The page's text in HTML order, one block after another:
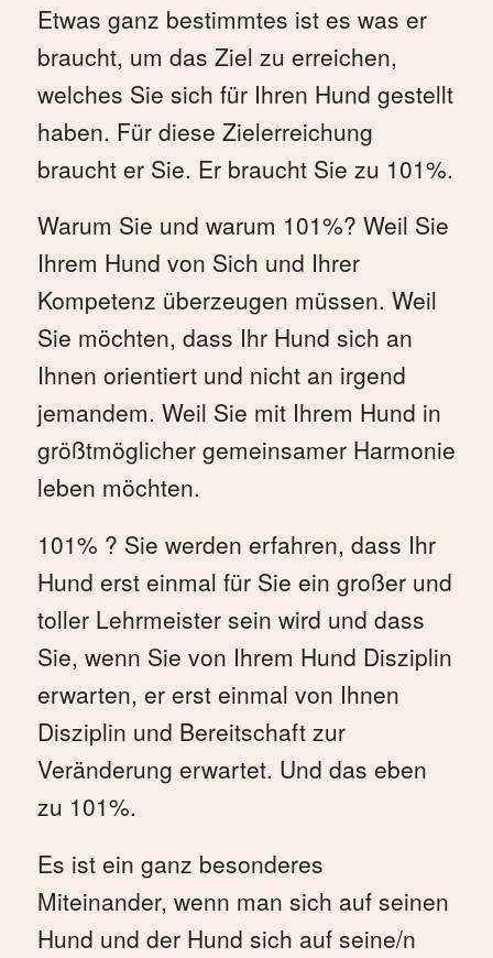
Etwas ganz bestimmtes ist es was er
braucht, um das Ziel zu erreichen,
welches Sie sich für Ihren Hund gestellt
haben. Für diese Zielerreichung
braucht er Sie. Er braucht Sie zu 101%.
Warum Sie und warum 101%? Weil Sie
Ihrem Hund von Sich und Ihrer
Kompetenz überzeugen müssen. Weil
Sie möchten, dass Ihr Hund sich an
Ihnen orientiert und nicht an irgend
jemandem. Weil Sie mit Ihrem Hund in
größtmöglicher gemeinsamer Harmonie
leben möchten.
101% ? Sie werden erfahren, dass Ihr
Hund erst einmal für Sie ein großer und
toller Lehrmeister sein wird und dass
Sie, wenn Sie von Ihrem Hund Disziplin
erwarten, er erst einmal von Ihnen
Disziplin und Bereitschaft zur
Veränderung erwartet. Und das eben
zu 101%.
Es ist ein ganz besonderes
Miteinander, wenn man sich auf seinen
Hund und der Hund sich auf seine/n